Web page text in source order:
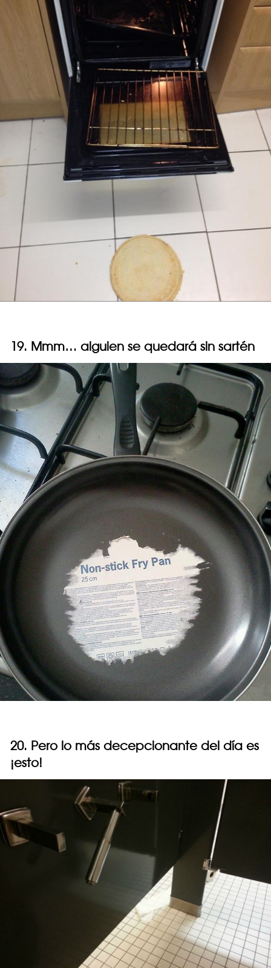
19. Mmm… alguien se quedará sin sartén
20. Pero lo más decepcionante del día es
¡esto!